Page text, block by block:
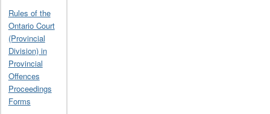
Rules of the
Ontario Court
(Provincial
Division) in
Provincial
Offences
Proceedings
Forms